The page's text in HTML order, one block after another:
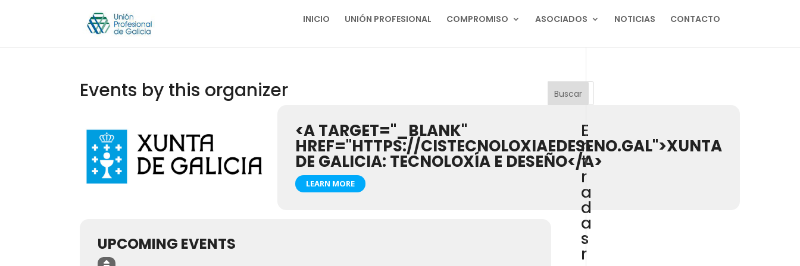
INICIO UNIÓN PROFESIONAL COMPROMISO ASOCIADOS NOTICIAS CONTACTO
Events by this organizer
<A TARGET="_BLANK"
HREF="HTTPS://CISTECNOLOXIAEDESENO.GAL">XUNTA
DE GALICIA: TECNOLOXÍA E DESEÑO</A>
LEARN MORE
UPCOMING EVENTS
Buscar
E
n
t
r
a
d
a
s
r